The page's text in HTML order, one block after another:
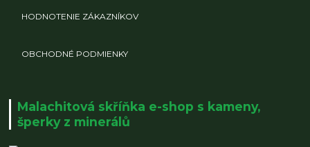
HODNOTENIE ZÁKAZNÍKOV
OBCHODNÉ PODMIENKY
Malachitová skříňka e-shop s kameny,
šperky z minerálů